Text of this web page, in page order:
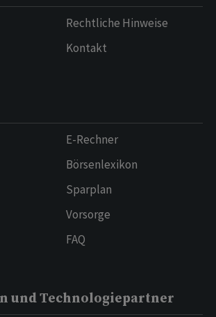
Rechtliche Hinweise
Kontakt
E-Rechner
Börsenlexikon
Sparplan
Vorsorge
FAQ
und Technologiepartner